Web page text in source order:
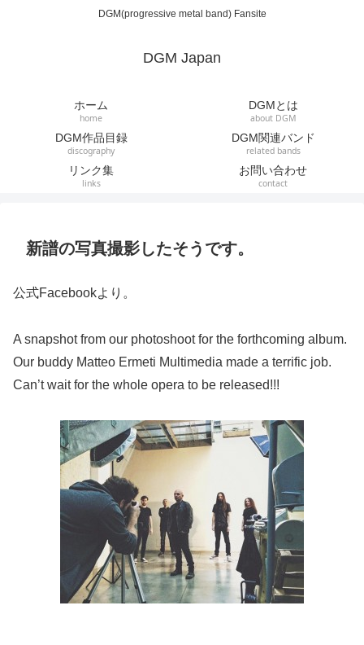
DGM(progressive metal band) Fansite
DGM Japan
ホーム
home
DGMとは
about DGM
DGM作品目録
discography
DGM関連バンド
related bands
リンク集
links
お問い合わせ
contact
新譜の写真撮影したそうです。
公式Facebookより。
A snapshot from our photoshoot for the forthcoming album.
Our buddy Matteo Ermeti Multimedia made a terrific job.
Can’t wait for the whole opera to be released!!!